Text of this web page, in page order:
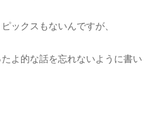
ックスもないんですが、
よ的な話を忘れないように書い